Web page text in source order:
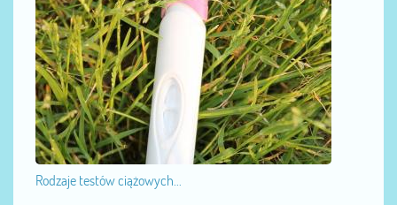
Rodzaje testów ciążowych...